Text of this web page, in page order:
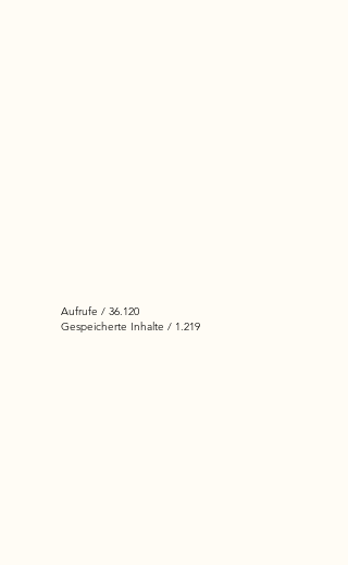
Aufrufe / 36.120
Gespeicherte Inhalte / 1.219